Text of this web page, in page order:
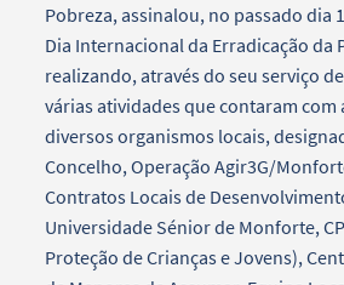
Pobreza, assinalou, no passado dia
Dia Internacional da Erradicação da
realizando, através do seu serviço
várias atividades que contaram com
diversos organismos locais,
Concelho, Operação Agir3G/
Contratos Locais de
Universidade Sénior de Monforte,
Proteção de Crianças e Jovens),